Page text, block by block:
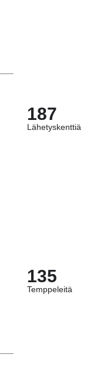
187
Lähetyskenttiä
135
Temppeleitä